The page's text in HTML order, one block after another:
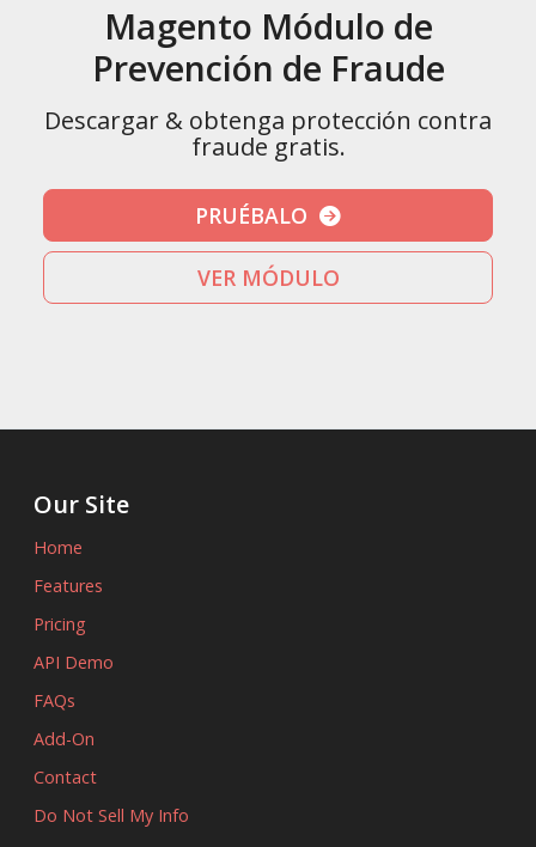
Magento Módulo de
Prevención de Fraude
Descargar & obtenga protección contra
fraude gratis.
PRUÉBALO
VER MÓDULO
Our Site
Home
Features
Pricing
API Demo
FAQs
Add-On
Contact
Do Not Sell My Info